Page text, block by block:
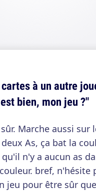
à un autre
bien, mon jeu ?"
Marche aussi sur
As, ça bat la
qu'il n'y a aucun as
bref, n'hésite
jeu pour être sûr